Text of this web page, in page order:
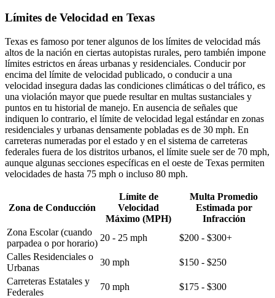
Límites de Velocidad en Texas
Texas es famoso por tener algunos de los límites de velocidad más
altos de la nación en ciertas autopistas rurales, pero también impone
límites estrictos en áreas urbanas y residenciales. Conducir por
encima del límite de velocidad publicado, o conducir a una
velocidad insegura dadas las condiciones climáticas o del tráfico, es
una violación mayor que puede resultar en multas sustanciales y
puntos en tu historial de manejo. En ausencia de señales que
indiquen lo contrario, el límite de velocidad legal estándar en zonas
residenciales y urbanas densamente pobladas es de 30 mph. En
carreteras numeradas por el estado y en el sistema de carreteras
federales fuera de los distritos urbanos, el límite suele ser de 70 mph,
aunque algunas secciones específicas en el oeste de Texas permiten
velocidades de hasta 75 mph o incluso 80 mph.
Zona de Conducción
Límite de
Velocidad
Máximo (MPH)
Multa Promedio
Estimada por
Infracción
Zona Escolar (cuando
parpadea o por horario)
20 - 25 mph
$200 - $300+
Calles Residenciales o
Urbanas
30 mph
$150 - $250
Carreteras Estatales y
Federales
70 mph
$175 - $300